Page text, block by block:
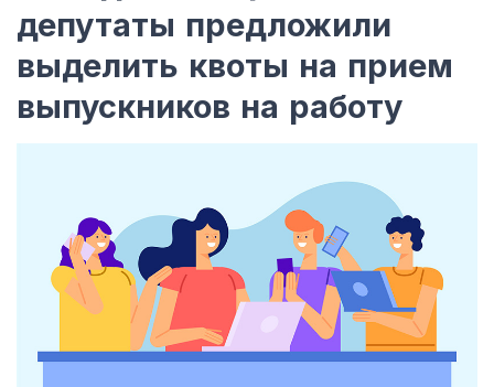
депутаты предложили
выделить квоты на прием
выпускников на работу